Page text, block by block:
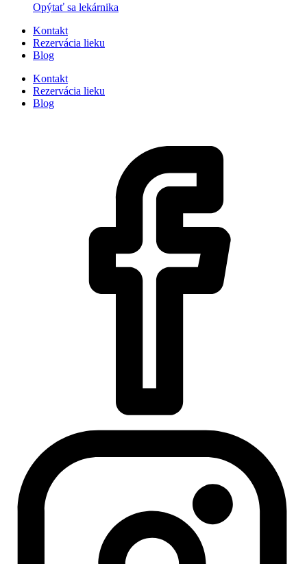
Opýtať sa lekárnika
Kontakt
Rezervácia lieku
Blog
Kontakt
Rezervácia lieku
Blog